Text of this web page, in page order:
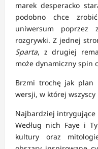
marek desperacko
podobno chce
uniwersum
rozgrywki. Z jednej
Sparta, z drugiej
może dynamiczny spin
Brzmi trochę jak plan
wersji, w której
Najbardziej intrygujące
Według nich Faye i
kultury oraz